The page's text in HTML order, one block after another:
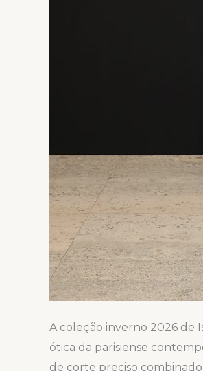
A coleção inverno 2026 de
ótica da parisiense
de corte preciso